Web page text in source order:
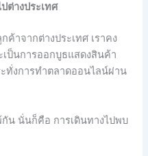
ต่างประเทศ
าจากต่างประเทศ เราคง
ป็นการออกบูธแสดงสินค้า
ทั่งการทำตลาดออนไลน์ผ่าน
น นั่นก็คือ การเดินทางไปพบ